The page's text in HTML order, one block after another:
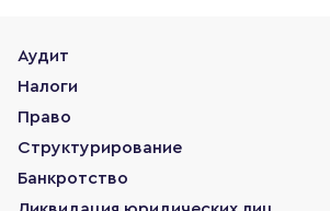
Аудит
Налоги
Право
Структурирование
Банкротство